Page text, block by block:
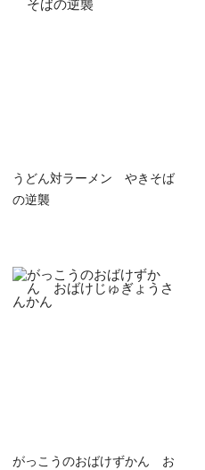
うどん対ラーメン やきそば
の逆襲
がっこうのおばけずかん お